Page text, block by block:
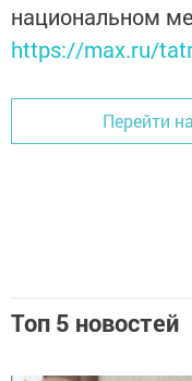
национальном
https://max.ru/
Перейти
Топ 5 новостей